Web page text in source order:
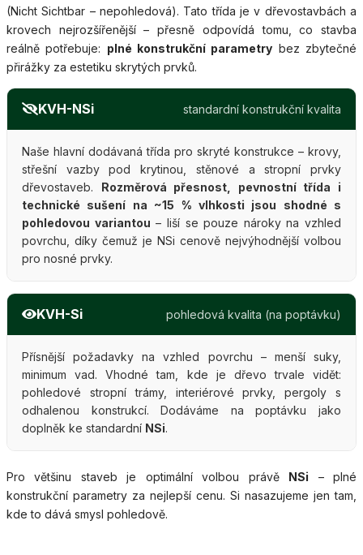
(Nicht Sichtbar – nepohledová). Tato třída je v dřevostavbách a
krovech nejrozšířenější – přesně odpovídá tomu, co stavba
reálně potřebuje: plné konstrukční parametry bez zbytečné
přirážky za estetiku skrytých prvků.
KVH-NSi standardní konstrukční kvalita
Naše hlavní dodávaná třída pro skryté konstrukce – krovy,
střešní vazby pod krytinou, stěnové a stropní prvky
dřevostaveb. Rozměrová přesnost, pevnostní třída i
technické sušení na ~15 % vlhkosti jsou shodné s
pohledovou variantou – liší se pouze nároky na vzhled
povrchu, díky čemuž je NSi cenově nejvýhodnější volbou
pro nosné prvky.
KVH-Si pohledová kvalita (na poptávku)
Přísnější požadavky na vzhled povrchu – menší suky,
minimum vad. Vhodné tam, kde je dřevo trvale vidět:
pohledové stropní trámy, interiérové prvky, pergoly s
odhalenou konstrukcí. Dodáváme na poptávku jako
doplněk ke standardní NSi.
Pro většinu staveb je optimální volbou právě NSi – plné
konstrukční parametry za nejlepší cenu. Si nasazujeme jen tam,
kde to dává smysl pohledově.